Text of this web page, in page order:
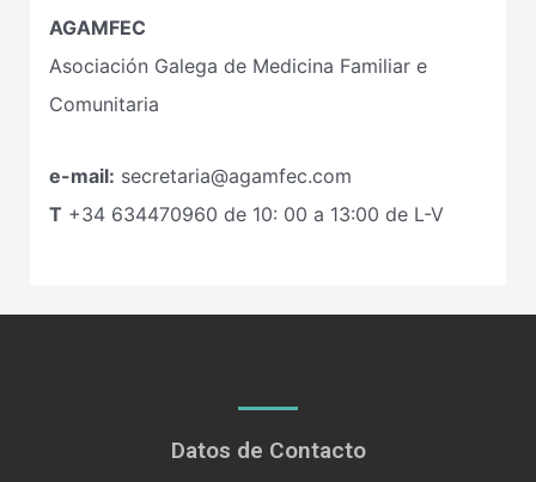
AGAMFEC
Asociación Galega de Medicina Familiar e
Comunitaria
e-mail: secretaria@agamfec.com
T +34 634470960 de 10: 00 a 13:00 de L-V
Datos de Contacto